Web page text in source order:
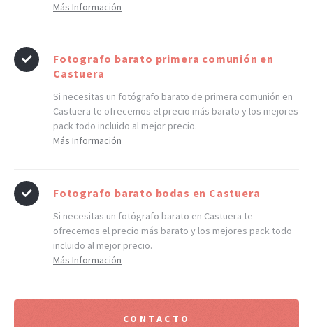
Más Información
Fotografo barato primera comunión en
Castuera
Si necesitas un fotógrafo barato de primera comunión en
Castuera te ofrecemos el precio más barato y los mejores
pack todo incluido al mejor precio.
Más Información
Fotografo barato bodas en Castuera
Si necesitas un fotógrafo barato en Castuera te
ofrecemos el precio más barato y los mejores pack todo
incluido al mejor precio.
Más Información
CONTACTO